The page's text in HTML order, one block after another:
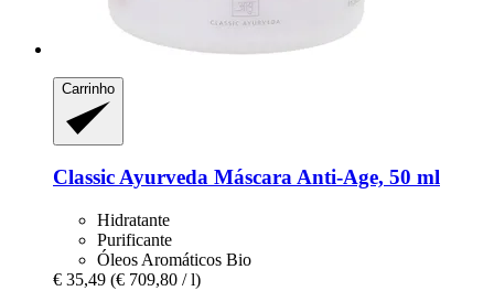
Carrinho
Classic Ayurveda Máscara Anti-​Age, 50 ml
Hidratante
Purificante
Óleos Aromáticos Bio
€ 35,49 (€ 709,80 / l)